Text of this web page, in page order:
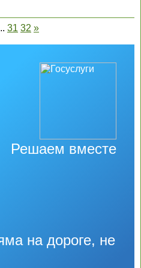
31 32 »
Решаем вместе
на дороге, не